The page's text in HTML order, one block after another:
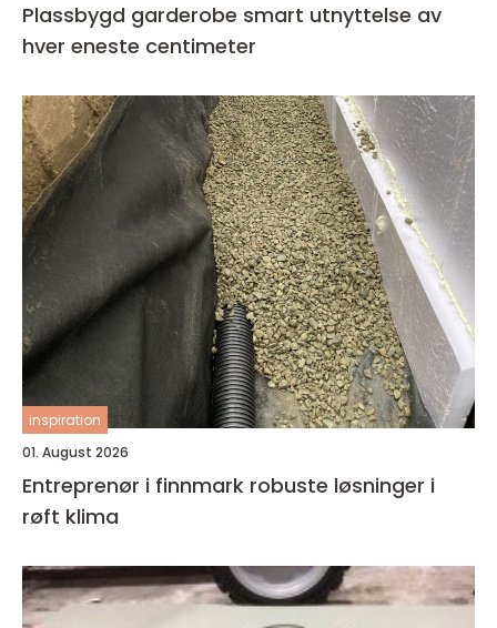
Plassbygd garderobe smart utnyttelse av
hver eneste centimeter
inspiration
01. August 2026
Entreprenør i finnmark robuste løsninger i
røft klima